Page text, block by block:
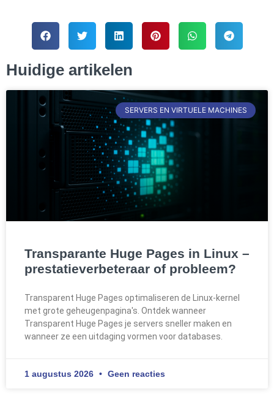
Huidige artikelen
SERVERS EN VIRTUELE MACHINES
Transparante Huge Pages in Linux –
prestatieverbeteraar of probleem?
Transparent Huge Pages optimaliseren de Linux-kernel
met grote geheugenpagina's. Ontdek wanneer
Transparent Huge Pages je servers sneller maken en
wanneer ze een uitdaging vormen voor databases.
1 augustus 2026 Geen reacties